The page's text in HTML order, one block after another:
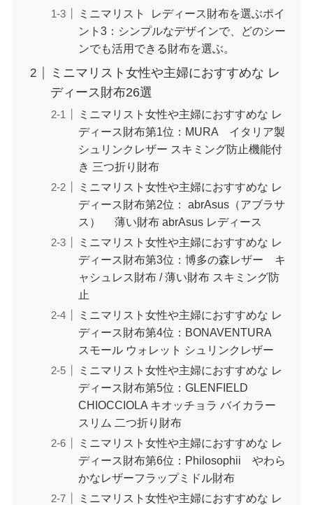
ミニマリスト レディース財布を選ぶポイ
ント3：シンプルなデザインで、どのシー
ンでも活用できる財布を選ぶ。
ミニマリスト女性や主婦におすすめな レ
ディース財布26選
ミニマリスト女性や主婦におすすめな レ
ディース財布第1位：MURA イタリア製
シュリンクレザー スキミング防止機能付
き 三つ折り財布
ミニマリスト女性や主婦におすすめな レ
ディース財布第2位： abrAsus（アブラサ
ス） 薄い財布 abrAsus レディース
ミニマリスト女性や主婦におすすめな レ
ディース財布第3位：博多の森レザー キ
ャシュレス財布 / 薄い財布 スキミング防
止
ミニマリスト女性や主婦におすすめな レ
ディース財布第4位：BONAVENTURA
スモール ウォレット シュリンクレザー
ミニマリスト女性や主婦におすすめな レ
ディース財布第5位：GLENFIELD
CHIOCCIOLA キオッチョラ バイカラー
スリム 二つ折り財布
ミニマリスト女性や主婦におすすめな レ
ディース財布第6位：Philosophii やわら
かなレザーフラップミドル財布
ミニマリスト女性や主婦におすすめな レ